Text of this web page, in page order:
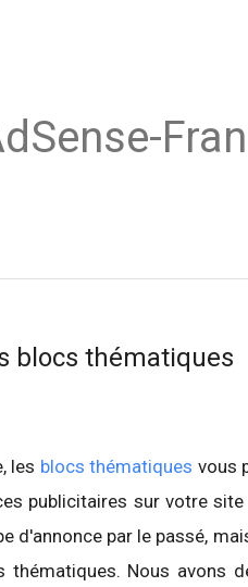
blocs thématiques
les blocs thématiques vous
publicitaires sur votre site
d'annonce par le passé,
thématiques. Nous avons